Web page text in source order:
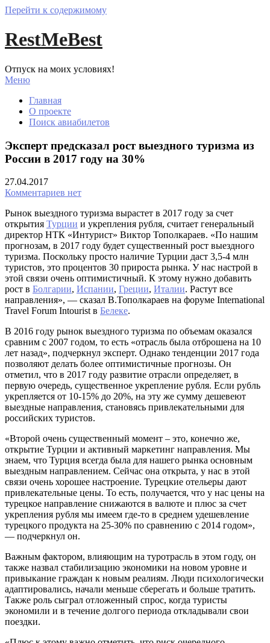
Перейти к содержимому
RestMeBest
Отпуск на моих условиях!
Меню
Главная
О проекте
Поиск авиабилетов
Эксперт предсказал рост выездного туризма из
России в 2017 году на 30%
27.04.2017
Комментариев нет
Рынок выездного туризма вырастет в 2017 году за счет
открытия Турции и укрепления рубля, считает генеральный
директор НТК «Интурист» Виктор Тополкараев. «По нашим
прогнозам, в 2017 году будет существенный рост выездного
туризма. Поскольку просто наличие Турции даст 3,5-4 млн
туристов, это процентов 30 прироста рынка. У нас настрой в
этой связи очень оптимистичный. К этому нужно добавить
рост в Болгарии, Испании, Греции, Италии. Растут все
направления», — сказал В.Тополкараев на форуме International
Travel Forum Intourist в Белеке.
В 2016 году рынок выездного туризма по объемам оказался
сравним с 2007 годом, то есть «отрасль была отброшена на 10
лет назад», подчеркнул эксперт. Однако тенденции 2017 года
позволяют делать более оптимистичные прогнозы. Он
отметил, что в 2017 году развитие отрасли определяет, в
первую очередь, существенное укрепление рубля. Если рубль
укрепляется от 10-15% до 20%, на эту же сумму дешевеют
выездные направления, становясь привлекательными для
российских туристов.
«Второй очень существенный момент – это, конечно же,
открытие Турции и активный маркетинг направления. Мы
знаем, что Турция всегда была для нашего рынка основным
выездным направлением. Сейчас она открыта, у нас в этой
связи очень хорошее настроение. Турецкие отельеры дают
привлекательные цены. То есть, получается, что у нас цены на
турецкое направление снижаются в валюте и плюс за счет
укрепления рубля мы имеем где-то в среднем удешевление
турецкого продукта на 25-30% по сравнению с 2014 годом»,
— подчеркнул он.
Важным фактором, влияющим на туротрасль в этом году, он
также назвал стабилизацию экономики на новом уровне и
привыкание граждан к новым реалиям. Люди психологически
адаптировались, начали меньше сберегать и больше тратить.
Также роль сыграл отложенный спрос, когда туристы
экономили и в течение долгого периода откладывали свои
поездки.